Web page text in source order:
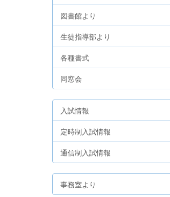
図書館より
生徒指導部より
各種書式
同窓会
入試情報
定時制入試情報
通信制入試情報
事務室より